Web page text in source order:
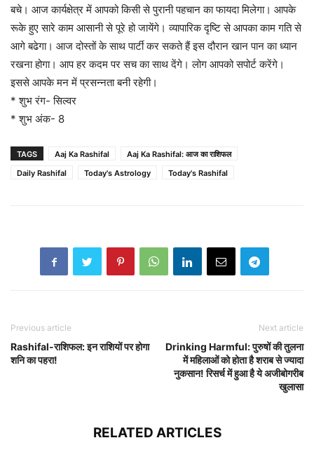
बचे। आज कार्यक्षेत्र में आपको किसी से पुरानी पहचान का फायदा मिलेगा। आपके
रूके हुए सारे काम आसानी से पूरे हो जायेंगे। व्यापारिक दृष्टि से आपका काम गति से
आगे बढेगा। आज दोस्तों के साथ पार्टी कर सकते हैं इस दौरान खान पान का ध्यान
रखना होगा। आप हर कदम पर सच का साथ देंगे। लोग आपको सपोर्ट करेंगे।
इससे आपके मन में प्रसन्नता बनी रहेगी।
* शुभ रंग- सिल्वर
* शुभ अंक- 8
TAGS Aaj Ka Rashifal
Aaj Ka Rashifal: आज का राशिफल
Daily Rashifal
Today's Astrology Today's Rashifal
Previous article
Rashifal-राशिफल: इन राशियों पर होगा
शनि का पहरा!
Next article
Drinking Harmful: पुरुषों की तुलना
में महिलाओं को होता है शराब से ज्यादा
नुकसान! रिसर्च में हुआ है ये अजीबोगरीब
खुलासा
RELATED ARTICLES